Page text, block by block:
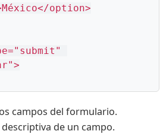
campos del formulario.
de un campo.